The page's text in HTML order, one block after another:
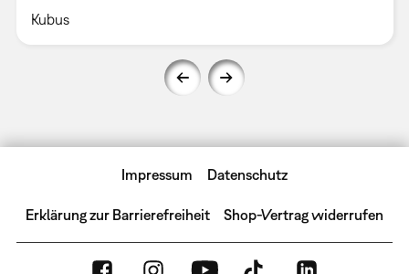
Kubus
Impressum Datenschutz
Erklärung zur Barrierefreiheit Shop-Vertrag widerrufen